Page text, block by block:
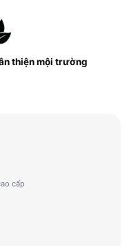
thiện mội trường
cấp